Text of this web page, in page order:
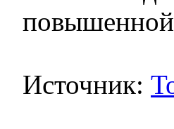
Источник: